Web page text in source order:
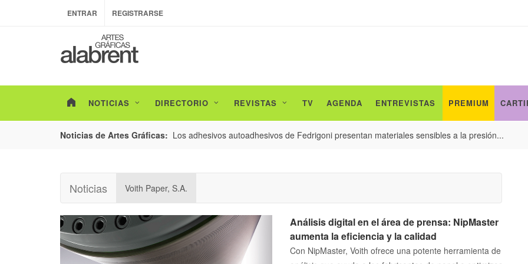
ENTRAR REGISTRARSE
NOTICIAS DIRECTORIO REVISTAS TV AGENDA ENTREVISTAS PREMIUM
Noticias de Artes Gráficas:
de envases con un nuevo estudio de Los adhesivos autoadhesivos de Fedrigoni presentan materiales sensibles a la presión...
Noticias Voith Paper, S.A.
Análisis digital en el área de prensa: NipMaster
aumenta la eficiencia y la calidad
Con NipMaster, Voith ofrece una potente herramienta de